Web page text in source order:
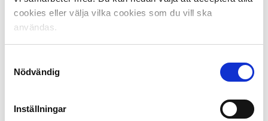
cookies eller välja vilka cookies som du vill ska
användas.
Nödvändig
Inställningar
kontrar in 2-0. I slutändan så var de snäppet bättre,
summerar AIK:s mittback Nils-Eric Johansson i TV3
IFK Göteborgs motståndare i playoff-rundan, den sista
kvalomgången innan gruppspelet, avgörs imorgon